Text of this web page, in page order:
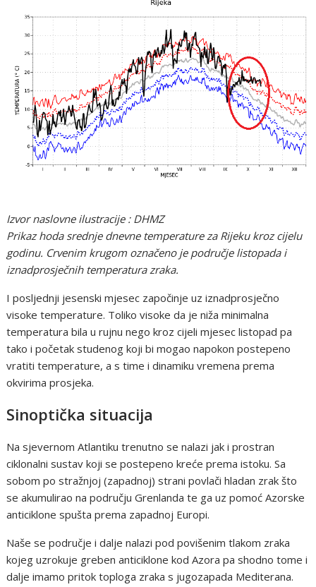
Izvor naslovne ilustracije : DHMZ
Prikaz hoda srednje dnevne temperature za Rijeku kroz cijelu
godinu. Crvenim krugom označeno je područje listopada i
iznadprosječnih temperatura zraka.
I posljednji jesenski mjesec započinje uz iznadprosječno
visoke temperature. Toliko visoke da je niža minimalna
temperatura bila u rujnu nego kroz cijeli mjesec listopad pa
tako i početak studenog koji bi mogao napokon postepeno
vratiti temperature, a s time i dinamiku vremena prema
okvirima prosjeka.
Sinoptička situacija
Na sjevernom Atlantiku trenutno se nalazi jak i prostran
ciklonalni sustav koji se postepeno kreće prema istoku. Sa
sobom po stražnjoj (zapadnoj) strani povlači hladan zrak što
se akumulirao na području Grenlanda te ga uz pomoć Azorske
anticiklone spušta prema zapadnoj Europi.
Naše se područje i dalje nalazi pod povišenim tlakom zraka
kojeg uzrokuje greben anticiklone kod Azora pa shodno tome i
dalje imamo pritok toploga zraka s jugozapada Mediterana.